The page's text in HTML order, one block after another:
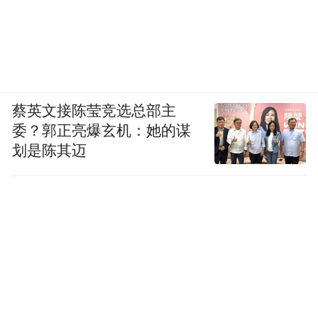
蔡英文接陈莹竞选总部主
委？郭正亮爆玄机：她的谋
划是陈其迈